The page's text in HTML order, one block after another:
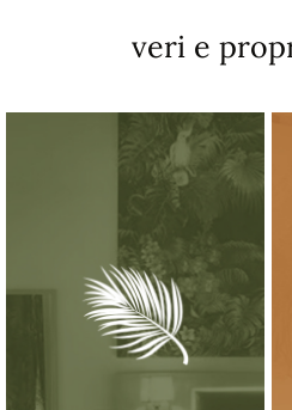
veri e